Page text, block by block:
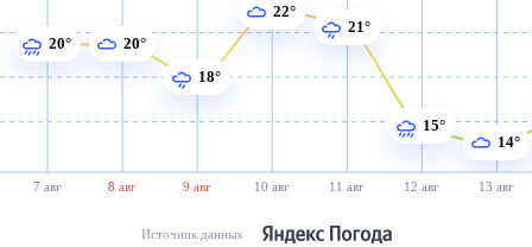
7 авг 8 авг 9 авг 10 авг 11 авг 12 авг 13 авг
20°
20°
18°
22°
21°
15°
14°
Источник данных